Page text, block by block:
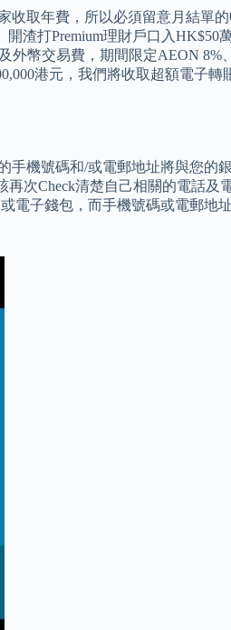
收取年費，所以必須留意月結單
渣打Premium理財戶口入HK$50
外幣交易費，期間限定AEON 8%
港元，我們將收取超額電子轉
手機號碼和/或電郵地址將與您的
次Check清楚自己相關的電話及
電子錢包，而手機號碼或電郵地